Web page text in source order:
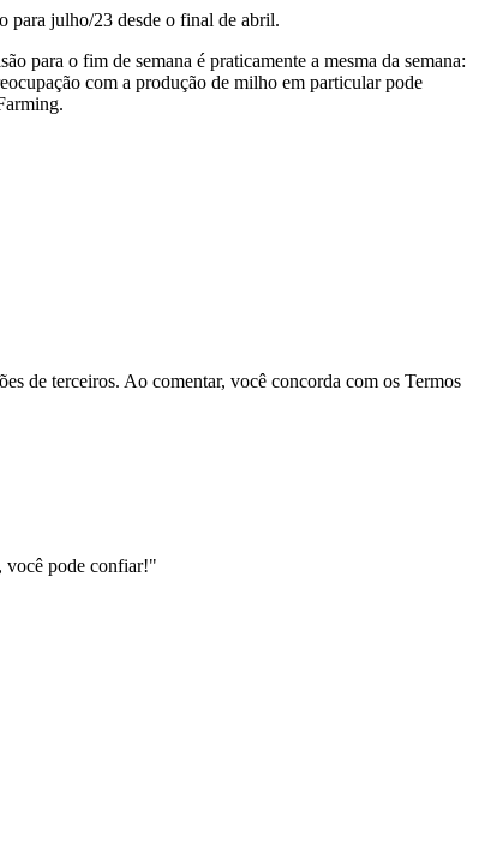
para julho/23 desde o final de abril.
para o fim de semana é praticamente a mesma da semana:
com a produção de milho em particular pode
de terceiros. Ao comentar, você concorda com os Termos
você pode confiar!"